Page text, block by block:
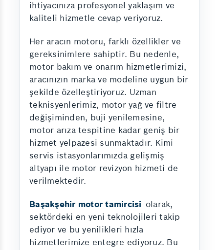
ihtiyacınıza profesyonel yaklaşım ve
kaliteli hizmetle cevap veriyoruz.
Her aracın motoru, farklı özellikler ve
gereksinimlere sahiptir. Bu nedenle,
motor bakım ve onarım hizmetlerimizi,
aracınızın marka ve modeline uygun bir
şekilde özelleştiriyoruz. Uzman
teknisyenlerimiz, motor yağ ve filtre
değişiminden, buji yenilemesine,
motor arıza tespitine kadar geniş bir
hizmet yelpazesi sunmaktadır. Kimi
servis istasyonlarımızda gelişmiş
altyapı ile motor revizyon hizmeti de
verilmektedir.
Başakşehir motor tamircisi olarak,
sektördeki en yeni teknolojileri takip
ediyor ve bu yenilikleri hızla
hizmetlerimize entegre ediyoruz. Bu